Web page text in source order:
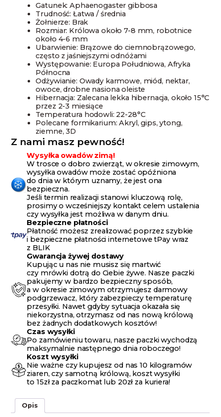
Gatunek: Aphaenogaster gibbosa
Trudność: Łatwa / średnia
Żołnierze: Brak
Rozmiar: Królowa około 7-8 mm, robotnice
około 4-6 mm
Ubarwienie: Brązowe do ciemnobrązowego,
często z jaśniejszymi odnóżami
Występowanie: Europa Południowa, Afryka
Północna
Odżywianie: Owady karmowe, miód, nektar,
owoce, drobne nasiona oleiste
Hibernacja: Zalecana lekka hibernacja, około 15°C
przez 2-3 miesiące
Temperatura hodowli: 22-28°C
Polecane formikarium: Akryl, gips, ytong,
ziemne, 3D
Z nami masz pewność!
Wysyłka owadów zimą!
W trosce o dobro zwierząt, w okresie zimowym,
wysyłka owadów może zostać opóźniona
do dnia w którym uznamy, że jest ona
bezpieczna.
Jeśli termin realizacji stanowi kluczową rolę,
prosimy o wcześniejszy kontakt celem ustalenia
czy wysyłka jest możliwa w danym dniu.
Bezpieczne płatności
Płatność możesz zrealizować poprzez szybkie
i bezpieczne płatności internetowe tPay wraz
z BLIK
Gwarancja żywej dostawy
Kupując u nas nie musisz się martwić
czy mrówki dotrą do Ciebie żywe. Nasze paczki
pakujemy w bardzo bezpieczny sposób,
a w okresie zimowym otrzymujesz darmowy
podgrzewacz, który zabezpieczy temperaturę
przesyłki. Nawet gdyby sytuacja okazała się
niekorzystna, otrzymasz od nas nową królową
bez żadnych dodatkowych kosztów!
Czas wysyłki
Po zamówieniu towaru, nasze paczki wychodzą
maksymalnie następnego dnia roboczego!
Koszt wysyłki
Nie ważne czy kupujesz od nas 10 kilogramów
ziaren, czy samotną królową, koszt wysyłki
to 15zł za paczkomat lub 20zł za kuriera!
Opis